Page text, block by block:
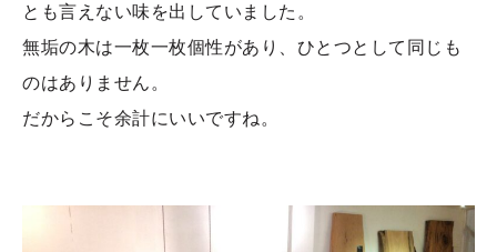
とも言えない味を出していました。
無垢の木は一枚一枚個性があり、ひとつとして同じも
のはありません。
だからこそ余計にいいですね。